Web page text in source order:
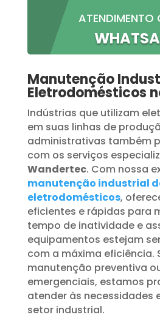
ATENDIMENTO
Manutenção
Eletrodomésticos
Indústrias que utilizam
em suas linhas de
administrativas também
com os serviços
Wandertec. Com nossa
manutenção industrial
eletrodomésticos,
eficientes e rápidas para
tempo de inatividade e
equipamentos estejam
com a máxima eficiência.
manutenção preventiva
emergenciais, estamos
atender às necessidades
setor industrial.